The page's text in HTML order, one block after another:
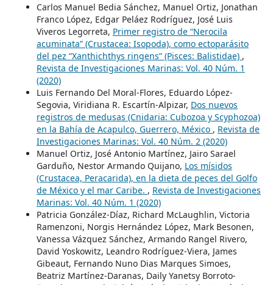
Carlos Manuel Bedia Sánchez, Manuel Ortiz, Jonathan
Franco López, Edgar Peláez Rodríguez, José Luis
Viveros Legorreta, Primer registro de “Nerocila
acuminata” (Crustacea: Isopoda), como ectoparásito
del pez “Xanthichthys ringens” (Pisces: Balistidae) ,
Revista de Investigaciones Marinas: Vol. 40 Núm. 1
(2020)
Luis Fernando Del Moral-Flores, Eduardo López-
Segovia, Viridiana R. Escartín-Alpizar, Dos nuevos
registros de medusas (Cnidaria: Cubozoa y Scyphozoa)
en la Bahía de Acapulco, Guerrero, México , Revista de
Investigaciones Marinas: Vol. 40 Núm. 2 (2020)
Manuel Ortiz, José Antonio Martínez, Jairo Sarael
Garduño, Nestor Armando Quijano, Los mísidos
(Crustacea, Peracarida), en la dieta de peces del Golfo
de México y el mar Caribe. , Revista de Investigaciones
Marinas: Vol. 40 Núm. 1 (2020)
Patricia González-Díaz, Richard McLaughlin, Victoria
Ramenzoni, Norgis Hernández López, Mark Besonen,
Vanessa Vázquez Sánchez, Armando Rangel Rivero,
David Yoskowitz, Leandro Rodríguez-Viera, James
Gibeaut, Fernando Nuno Dias Marques Simoes,
Beatriz Martínez-Daranas, Daily Yanetsy Borroto-